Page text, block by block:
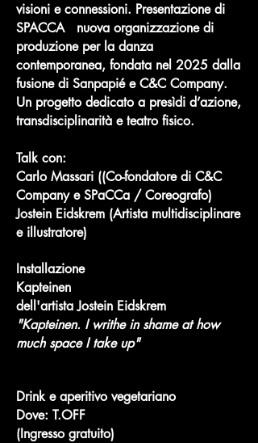
visioni e connessioni. Presentazione di
SPACCA nuova organizzazione di
produzione per la danza
contemporanea, fondata nel 2025 dalla
fusione di Sanpapié e C&C Company.
Un progetto dedicato a presìdi d’azione,
transdisciplinarità e teatro fisico.
​Talk con:
Carlo Massari ((Co-fondatore di C&C
Company e SPaCCa / Coreografo)
Jostein Eidskrem (Artista multidisciplinare
e illustratore)
​​Installazione
Kapteinen
dell'artista Jostein Eidskrem
"Kapteinen. I writhe in shame at how
much space I take up"
Drink e aperitivo vegetariano
​Dove: T.OFF
(Ingresso gratuito)